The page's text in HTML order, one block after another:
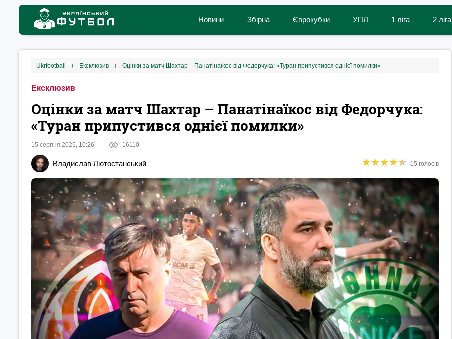
Новини Збірна Єврокубки УПЛ 1 ліга 2 ліга
ukrfootball ексклюзив Оцінки за матч Шахтар – Панатінаїкос від Федорчука: «Туран припустився однієї помилки»
Ексклюзив
Оцінки за матч Шахтар – Панатінаїкос від Федорчука:
«Туран припустився однієї помилки»
15 серпня 2025, 10:26 16110
Владислав Лютостанський ★★★★★
★★★★★ 15 голосів